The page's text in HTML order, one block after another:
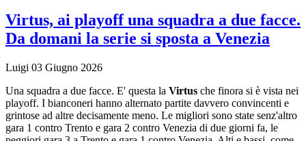
Virtus, ai playoff una squadra a due facce.
Da domani la serie si sposta a Venezia
Luigi 03 Giugno 2026
Una squadra a due facce. E' questa la Virtus che finora si è vista nei
playoff. I bianconeri hanno alternato partite davvero convincenti e
grintose ad altre decisamente meno. Le migliori sono state senz'altro
gara 1 contro Trento e gara 2 contro Venezia di due giorni fa, le